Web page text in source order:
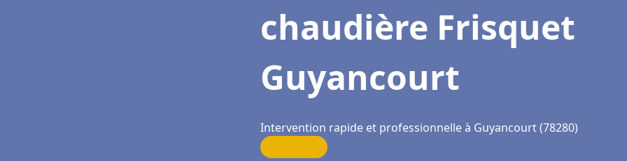
chaudière Frisquet
Guyancourt
Intervention rapide et professionnelle à Guyancourt (78280)